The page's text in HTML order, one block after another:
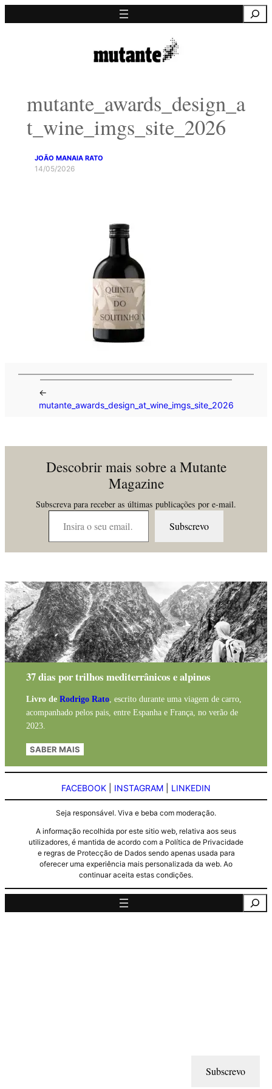
para
mutante_awards_design_a
t_wine_imgs_site_2026
JOÃO MANAIA RATO
14/05/2026
←
mutante_awards_design_at_wine_imgs_site_2026
Descobrir mais sobre a Mutante
Magazine
Subscreva para receber as últimas publicações por e-mail.
Insira o seu email…
Subscrevo
37 dias por trilhos mediterrânicos e alpinos
Livro de Rodrigo Rato, escrito durante uma viagem de carro,
acompanhado pelos pais, entre Espanha e França, no verão de
2023.
SABER MAIS
FACEBOOK INSTAGRAM LINKEDIN
Seja responsável. Viva e beba com moderação.
A informação recolhida por este sitio web, relativa aos seus
utilizadores, é mantida de acordo com a Política de Privacidade
e regras de Protecção de Dados sendo apenas usada para
oferecer uma experiência mais personalizada da web. Ao
continuar aceita estas condições.
Subscrevo